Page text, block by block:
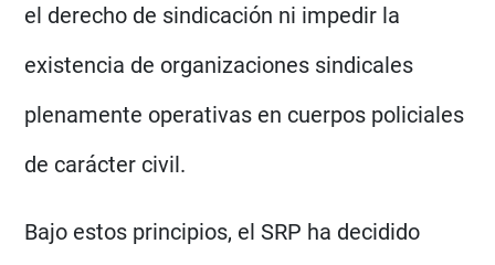
el derecho de sindicación ni impedir la
existencia de organizaciones sindicales
plenamente operativas en cuerpos policiales
de carácter civil.
Bajo estos principios, el SRP ha decidido